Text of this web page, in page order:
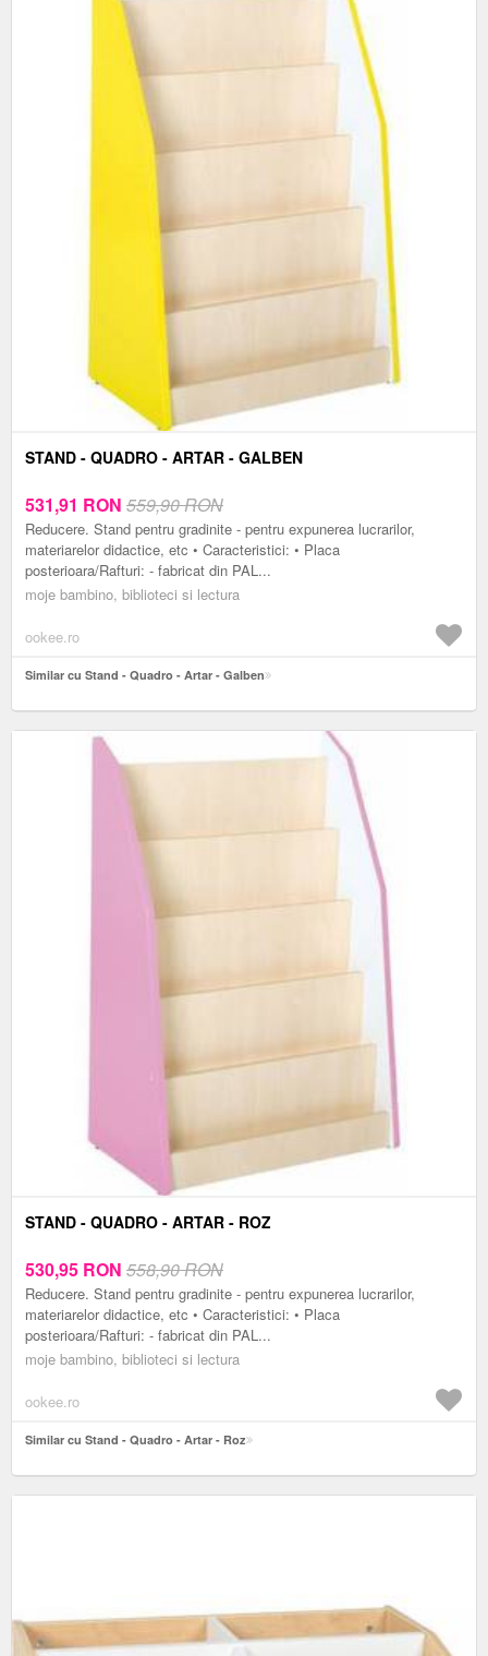
STAND - QUADRO - ARTAR - GALBEN
531,91 RON 559,90 RON
Reducere. Stand pentru gradinite - pentru expunerea lucrarilor,
materiarelor didactice, etc • Caracteristici: • Placa
posterioara/Rafturi: - fabricat din PAL...
moje bambino, biblioteci si lectura
ookee.ro
Similar cu Stand - Quadro - Artar - Galben
STAND - QUADRO - ARTAR - ROZ
530,95 RON 558,90 RON
Reducere. Stand pentru gradinite - pentru expunerea lucrarilor,
materiarelor didactice, etc • Caracteristici: • Placa
posterioara/Rafturi: - fabricat din PAL...
moje bambino, biblioteci si lectura
ookee.ro
Similar cu Stand - Quadro - Artar - Roz